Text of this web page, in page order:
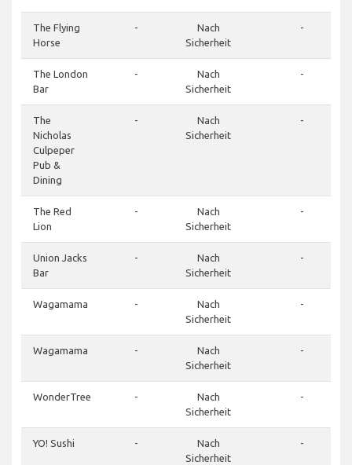
The Flying
Horse
-
Nach
Sicherheit
-
The London
Bar
-
Nach
Sicherheit
-
The
Nicholas
Culpeper
Pub &
Dining
-
Nach
Sicherheit
-
The Red
Lion
-
Nach
Sicherheit
-
Union Jacks
Bar
-
Nach
Sicherheit
-
Wagamama -
Nach
Sicherheit
-
Wagamama -
Nach
Sicherheit
-
WonderTree -
Nach
Sicherheit
-
YO! Sushi -
Nach
Sicherheit
-